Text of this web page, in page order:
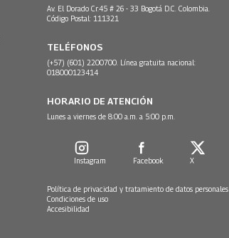
Av. El Dorado Cr.45 # 26 - 33 Bogotá D.C. Colombia.
Código Postal: 111321
TELÉFONOS
(+57) (601) 2200700. Línea gratuita nacional:
018000123414
HORARIO DE ATENCIÓN
Lunes a viernes de 8:00 a.m. a 5:00 p.m.
Instagram Facebook X
Política de privacidad y tratamiento de datos personales
Condiciones de uso
Accesibilidad